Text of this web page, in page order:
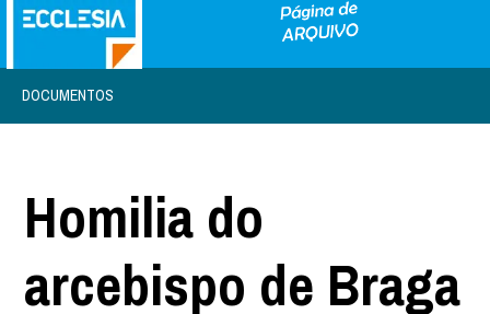
DOCUMENTOS
Homilia do
arcebispo de Braga